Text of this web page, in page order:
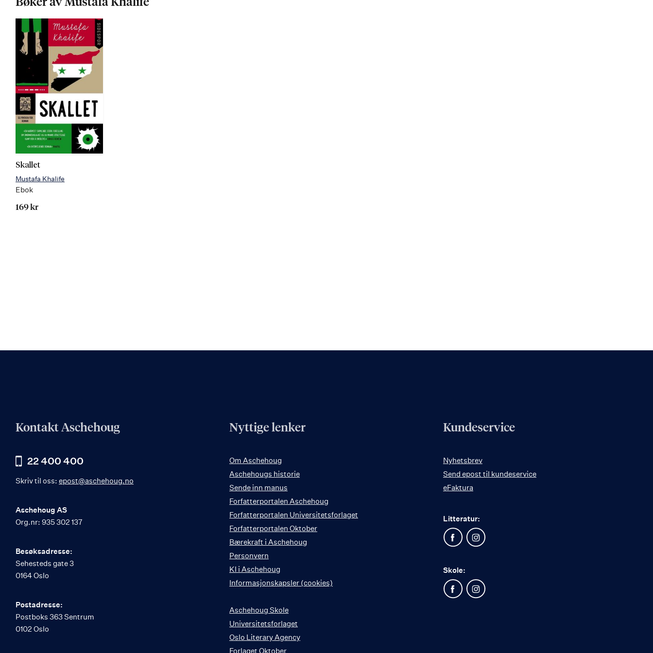
Bøker av Mustafa Khalife
Skallet
Mustafa Khalife
Ebok
169 kr
Kontakt Aschehoug
22 400 400
Skriv til oss: epost@aschehoug.no
Aschehoug AS
Org.nr: 935 302 137
Besøksadresse:
Sehesteds gate 3
0164 Oslo
Postadresse:
Postboks 363 Sentrum
0102 Oslo
Nyttige lenker
Om Aschehoug
Aschehougs historie
Sende inn manus
Forfatterportalen Aschehoug
Forfatterportalen Universitetsforlaget
Forfatterportalen Oktober
Bærekraft i Aschehoug
Personvern
KI i Aschehoug
Informasjonskapsler (cookies)
Aschehoug Skole
Universitetsforlaget
Oslo Literary Agency
Forlaget Oktober
Kundeservice
Nyhetsbrev
Send epost til kundeservice
eFaktura
Litteratur:
Skole: